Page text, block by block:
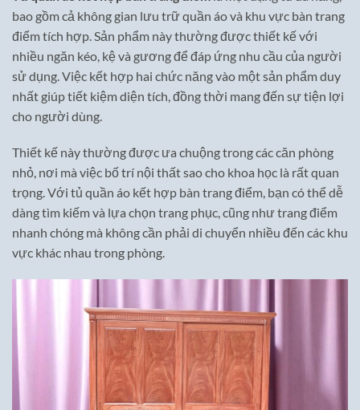
bao gồm cả không gian lưu trữ quần áo và khu vực bàn trang
điểm tích hợp. Sản phẩm này thường được thiết kế với
nhiều ngăn kéo, kệ và gương để đáp ứng nhu cầu của người
sử dụng. Việc kết hợp hai chức năng vào một sản phẩm duy
nhất giúp tiết kiệm diện tích, đồng thời mang đến sự tiện lợi
cho người dùng.
Thiết kế này thường được ưa chuộng trong các căn phòng
nhỏ, nơi mà việc bố trí nội thất sao cho khoa học là rất quan
trọng. Với tủ quần áo kết hợp bàn trang điểm, bạn có thể dễ
dàng tìm kiếm và lựa chọn trang phục, cũng như trang điểm
nhanh chóng mà không cần phải di chuyển nhiều đến các khu
vực khác nhau trong phòng.